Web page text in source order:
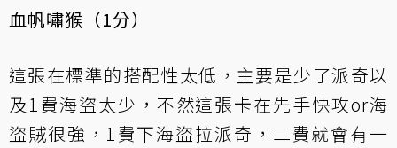
血帆嘯猴（1分）
這張在標準的搭配性太低，主要是少了派奇以
及1費海盜太少，不然這張卡在先手快攻or海
盜賊很強，1費下海盜拉派奇，二費就會有一